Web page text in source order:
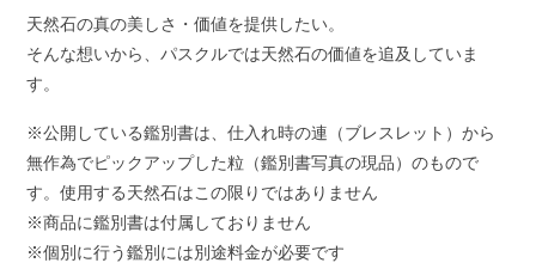
天然石の真の美しさ・価値を提供したい。
そんな想いから、パスクルでは天然石の価値を追及していま
す。
※公開している鑑別書は、仕入れ時の連（ブレスレット）から
無作為でピックアップした粒（鑑別書写真の現品）のもので
す。使用する天然石はこの限りではありません
※商品に鑑別書は付属しておりません
※個別に行う鑑別には別途料金が必要です